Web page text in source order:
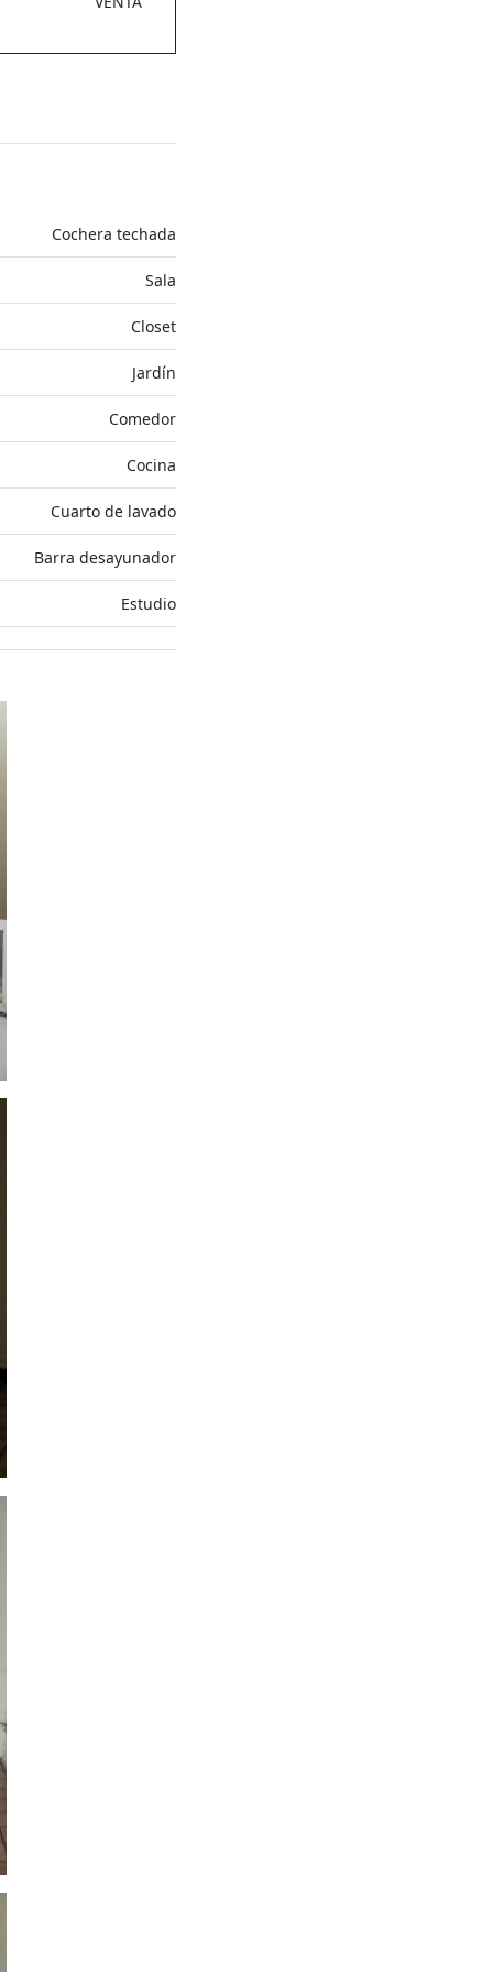
Cochera techada
Sala
Closet
Jardín
Comedor
Cocina
Cuarto de lavado
Barra desayunador
Estudio